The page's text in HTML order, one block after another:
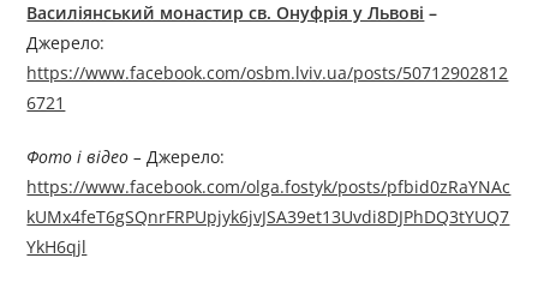
Василіянський монастир св. Онуфрія у Львові –
Джерелo:
https://www.facebook.com/osbm.lviv.ua/posts/50712902812
6721
Фото і відео – Джерелo:
https://www.facebook.com/olga.fostyk/posts/pfbid0zRaYNAc
kUMx4feT6gSQnrFRPUpjyk6jvJSA39et13Uvdi8DJPhDQ3tYUQ7
YkH6qjl